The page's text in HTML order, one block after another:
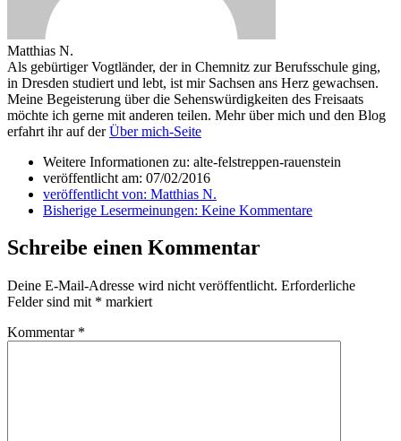
Matthias N.
Als gebürtiger Vogtländer, der in Chemnitz zur Berufsschule ging,
in Dresden studiert und lebt, ist mir Sachsen ans Herz gewachsen.
Meine Begeisterung über die Sehenswürdigkeiten des Freisaats
möchte ich gerne mit anderen teilen. Mehr über mich und den Blog
erfahrt ihr auf derÜber mich-Seite
Weitere Informationen zu: alte-felstreppen-rauenstein
veröffentlicht am: 07/02/2016
veröffentlicht von: Matthias N.
Bisherige Lesermeinungen: Keine Kommentare
Schreibe einen Kommentar
Deine E-Mail-Adresse wird nicht veröffentlicht. Erforderliche
Felder sind mit * markiert
Kommentar *